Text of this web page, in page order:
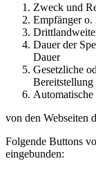
Zweck und
Empfänger o.
Dauer der
Dauer
Gesetzliche
von den Webseiten
Folgende Buttons
eingebunden: